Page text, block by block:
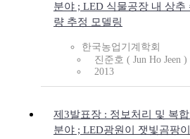
분야 ; LED 식물공장 내 상추
량 추정 모델링
한국농업기계학회
진준호 ( Jun Ho Jeen )
2013
제3발표장 : 정보처리 및 복
분야 ; LED광원이 잿빛곰팡